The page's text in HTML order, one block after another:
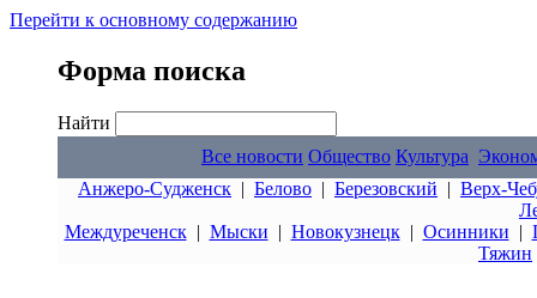
Перейти к основному содержанию
Форма поиска
Найти
Все новости Общество Культура
Анжеро-Судженск | Белово | Березовский | Верх-
Междуреченск| Мыски | Новокузнецк| Осинники |
Тяжин